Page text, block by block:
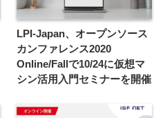
LPI-Japan、オープンソース
カンファレンス2020
Online/Fallで10/24に仮想マ
シン活用入門セミナーを開催